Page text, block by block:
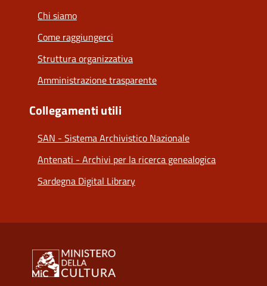
Chi siamo
Come raggiungerci
Struttura organizzativa
Amministrazione trasparente
Collegamenti utili
SAN - Sistema Archivistico Nazionale
Antenati - Archivi per la ricerca genealogica
Sardegna Digital Library